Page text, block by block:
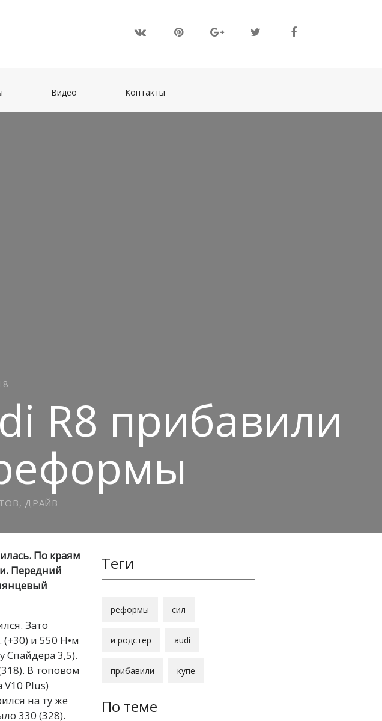
Видео Контакты
R8 прибавили
ДРАЙВ
По краям
Передний
Зато
(+30) и 550 Н•м
Спайдера 3,5).
В топовом
Plus)
на ту же
330 (328).
Теги
реформы сил
и родстер audi
прибавили купе
По теме